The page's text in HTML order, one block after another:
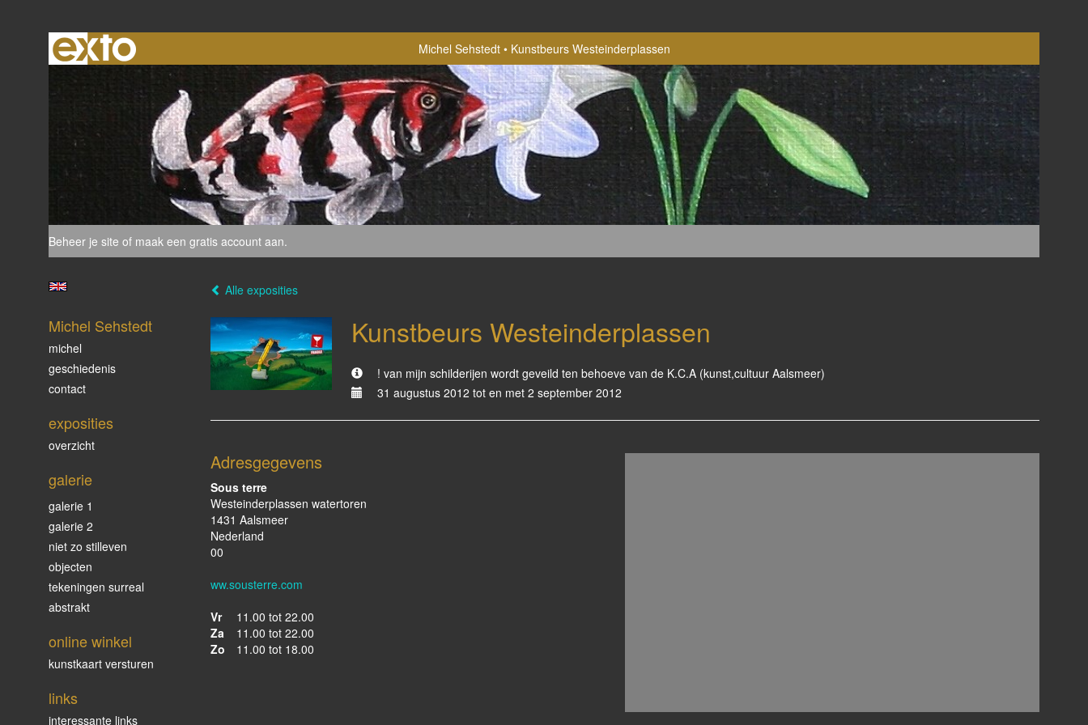
Michel Sehstedt Kunstbeurs Westeinderplassen
Beheer je site of maak een gratis account aan.
Alle exposities
Kunstbeurs Westeinderplassen
! van mijn schilderijen wordt geveild ten behoeve van de K.C.A (kunst,cultuur Aalsmeer)
31 augustus 2012 tot en met 2 september 2012
Adresgegevens
Sous terre
Westeinderplassen watertoren
1431 Aalsmeer
Nederland
00
ww.sousterre.com
Vr
11.00 tot 22.00
Za
11.00 tot 22.00
Zo
11.00 tot 18.00
Michel Sehstedt
michel
geschiedenis
contact
exposities
overzicht
galerie
galerie 1
galerie 2
niet zo stilleven
objecten
tekeningen surreal
abstrakt
online winkel
kunstkaart versturen
links
interessante links